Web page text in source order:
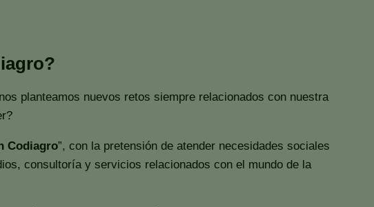
planteamos nuevos retos siempre relacionados con nuestra
Codiagro”, con la pretensión de atender necesidades sociales
consultoría y servicios relacionados con el mundo de la